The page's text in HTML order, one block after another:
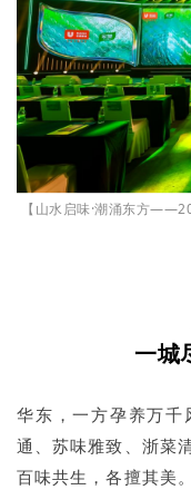
【山水启味·潮涌东方
一城
华东，一方孕养万千
通、苏味雅致、浙菜
百味共生，各擅其美